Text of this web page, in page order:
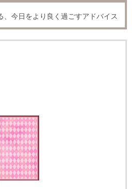
、今日をより良く過ごすアドバイス